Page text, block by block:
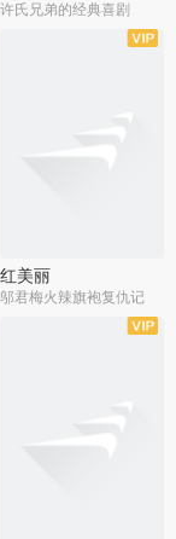
许氏兄弟的经典喜剧
红美丽
邬君梅火辣旗袍复仇记